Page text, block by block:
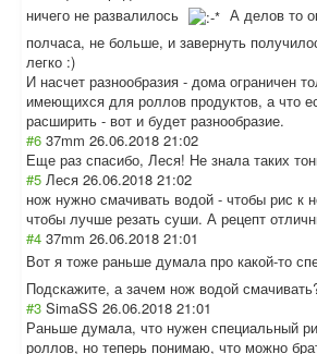
ничего не развалилось
А делов то
полчаса, не больше, и завернуть
легко :)
И насчет разнообразия - дома ограничен
имеющихся для роллов продуктов, а что
расширить - вот и будет разнообразие.
#6 37mm 26.06.2018 21:02
Еще раз спасибо, Леся! Не знала таких
#5 Леся 26.06.2018 21:02
нож нужно смачивать водой - чтобы рис к
чтобы лучше резать суши. А рецепт
#4 37mm 26.06.2018 21:01
Вот я тоже раньше думала про какой-то
Подскажите, а зачем нож водой
#3 SimaSS 26.06.2018 21:01
Раньше думала, что нужен специальный
роллов, но теперь понимаю, что можно